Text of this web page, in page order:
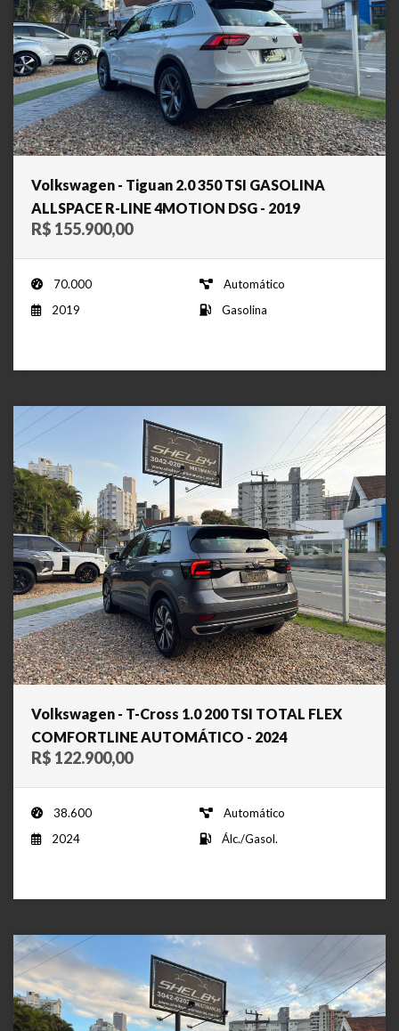
Volkswagen - Tiguan 2.0 350 TSI GASOLINA
ALLSPACE R-LINE 4MOTION DSG - 2019
R$ 155.900,00
70.000
Automático
2019
Gasolina
Volkswagen - T-Cross 1.0 200 TSI TOTAL FLEX
COMFORTLINE AUTOMÁTICO - 2024
R$ 122.900,00
38.600
Automático
2024
Álc./Gasol.